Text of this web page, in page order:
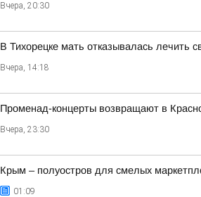
Вчера, 20:30
В Тихорецке мать отказывалась лечить
Вчера, 14:18
Променад-концерты возвращают в
Вчера, 23:30
Крым – полуостров для смелых
01:09